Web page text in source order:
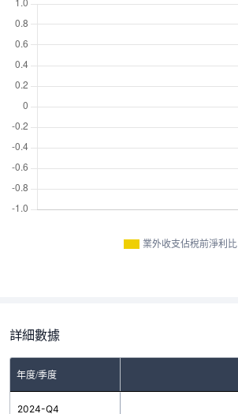
業外收支佔稅前淨利比
詳細數據
年度/季度
2024-Q4